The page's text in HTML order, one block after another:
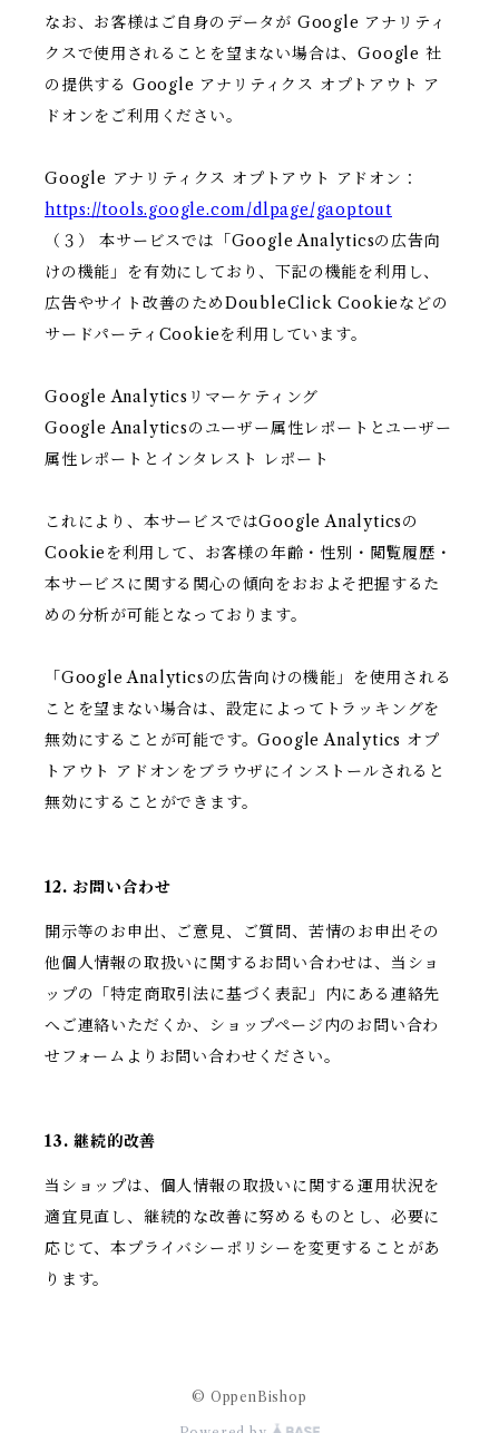
なお、お客様はご自身のデータが Google アナリティ
クスで使用されることを望まない場合は、Google 社
の提供する Google アナリティクス オプトアウト ア
ドオンをご利用ください。
Google アナリティクス オプトアウト アドオン：
https://tools.google.com/dlpage/gaoptout
（３） 本サービスでは「Google Analyticsの広告向
けの機能」を有効にしており、下記の機能を利用し、
広告やサイト改善のためDoubleClick Cookieなどの
サードパーティCookieを利用しています。
Google Analyticsリマーケティング
Google Analyticsのユーザー属性レポートとユーザー
属性レポートとインタレスト レポート
これにより、本サービスではGoogle Analyticsの
Cookieを利用して、お客様の年齢・性別・閲覧履歴・
本サービスに関する関心の傾向をおおよそ把握するた
めの分析が可能となっております。
「Google Analyticsの広告向けの機能」を使用される
ことを望まない場合は、設定によってトラッキングを
無効にすることが可能です。Google Analytics オプ
トアウト アドオンをブラウザにインストールされると
無効にすることができます。
12. お問い合わせ
開示等のお申出、ご意見、ご質問、苦情のお申出その
他個人情報の取扱いに関するお問い合わせは、当ショ
ップの「特定商取引法に基づく表記」内にある連絡先
へご連絡いただくか、ショップページ内のお問い合わ
せフォームよりお問い合わせください。
13. 継続的改善
当ショップは、個人情報の取扱いに関する運用状況を
適宜見直し、継続的な改善に努めるものとし、必要に
応じて、本プライバシーポリシーを変更することがあ
ります。
© OppenBishop